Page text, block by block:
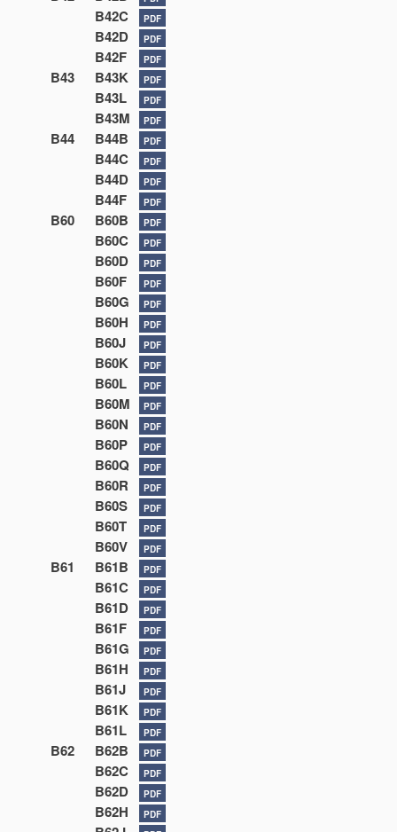
B42C PDF
B42D PDF
B42F PDF
B43 B43K PDF
B43L PDF
B43M PDF
B44 B44B PDF
B44C PDF
B44D PDF
B44F PDF
B60 B60B PDF
B60C PDF
B60D PDF
B60F PDF
B60G PDF
B60H PDF
B60J PDF
B60K PDF
B60L PDF
B60M PDF
B60N PDF
B60P PDF
B60Q PDF
B60R PDF
B60S PDF
B60T PDF
B60V PDF
B61 B61B PDF
B61C PDF
B61D PDF
B61F PDF
B61G PDF
B61H PDF
B61J PDF
B61K PDF
B61L PDF
B62 B62B PDF
B62C PDF
B62D PDF
B62H PDF